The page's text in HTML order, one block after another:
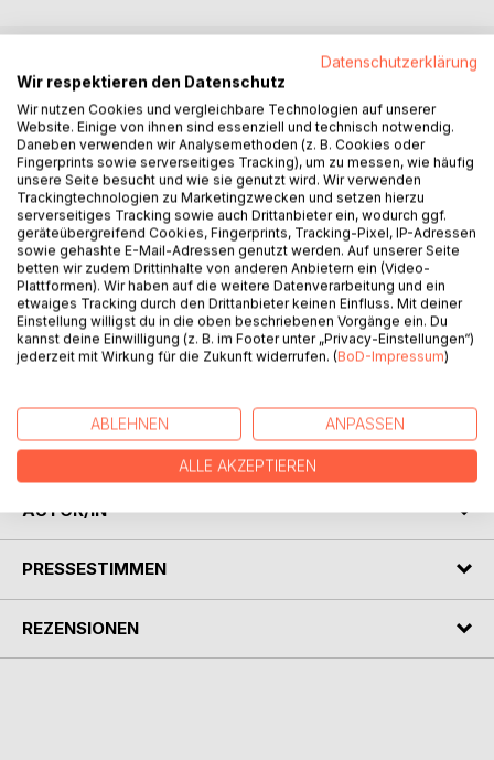
BESCHREIBUNG
Das Buch beschreibt eindrucksvoll die Bewältigung einer
Blutkrebs-Diagnose samt mehrmonatiger Chemotherapie in
der Klinik sowie mehrjährige ambulante Nachbehandlung
als eine Zäsur im Leben. Im Zentrum steht die Erkenntnis,
dass auch schwere Behandlungsphasen wertvolle
Lebenszeit sind. Seine Erkenntnis nimmt der Autor mit in
eine anschließend mehrmonatige Auszeit in die Natur einer
Bergfarm im indischen Darjeeling. Dort verwebt er die
erlebte Krankheit und die Zeit in Darjeeling tagebuchartig
miteinander. Neben ehrlichen und reflektiven Ausführungen
ein zweites Leben bekommen zu haben. Ein Buch für
Betroffene und Angehörige gleichermaßen.
AUTOR/IN
PRESSESTIMMEN
REZENSIONEN
Datenschutzerklärung
Wir respektieren den Datenschutz
Wir nutzen Cookies und vergleichbare Technologien auf unserer
Website. Einige von ihnen sind essenziell und technisch notwendig.
Daneben verwenden wir Analysemethoden (z. B. Cookies oder
Fingerprints sowie serverseitiges Tracking), um zu messen, wie häufig
unsere Seite besucht und wie sie genutzt wird. Wir verwenden
Trackingtechnologien zu Marketingzwecken und setzen hierzu
serverseitiges Tracking sowie auch Drittanbieter ein, wodurch ggf.
geräteübergreifend Cookies, Fingerprints, Tracking-Pixel, IP-Adressen
sowie gehashte E-Mail-Adressen genutzt werden. Auf unserer Seite
betten wir zudem Drittinhalte von anderen Anbietern ein (Video-
Plattformen). Wir haben auf die weitere Datenverarbeitung und ein
etwaiges Tracking durch den Drittanbieter keinen Einfluss. Mit deiner
Einstellung willigst du in die oben beschriebenen Vorgänge ein. Du
kannst deine Einwilligung (z. B. im Footer unter „Privacy-Einstellungen“)
jederzeit mit Wirkung für die Zukunft widerrufen. (BoD-Impressum)
ABLEHNEN ANPASSEN
ALLE AKZEPTIEREN